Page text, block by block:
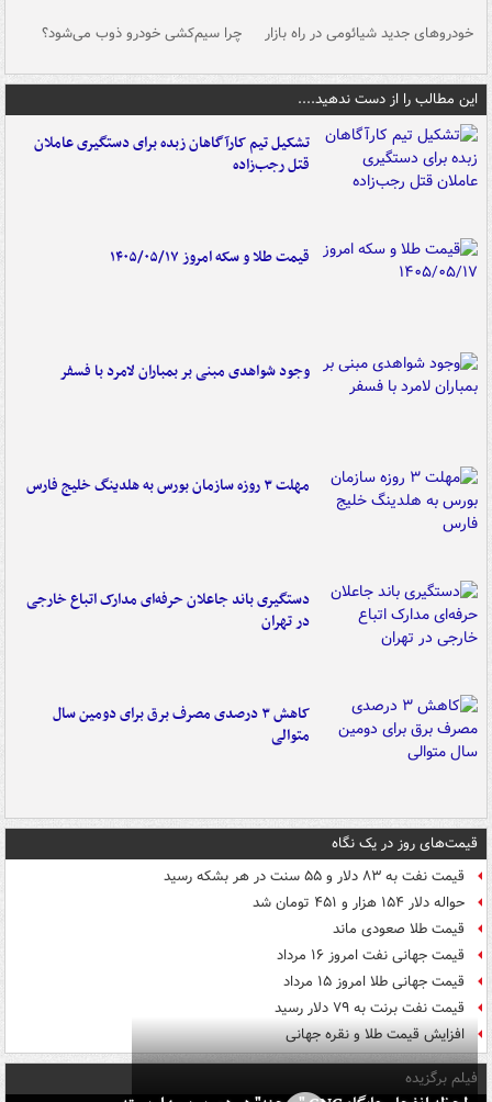
خودروهای جدید شیائومی در راه بازار چرا سیم‌کشی خودرو ذوب می‌شود؟
این مطالب را از دست ندهید....
تشکیل تیم کارآگاهان زبده برای دستگیری عاملان
قتل رجب‌زاده
قیمت طلا و سکه امروز ۱۴۰۵/۰۵/۱۷
وجود شواهدی مبنی بر بمباران لامرد با فسفر
مهلت ۳ روزه سازمان بورس به هلدینگ خلیج فارس
دستگیری باند جاعلان حرفه‌ای مدارک اتباع خارجی
در تهران
کاهش ۳ درصدی مصرف برق برای دومین سال
متوالی
قیمت‌های روز در یک نگاه
قیمت نفت به ۸۳ دلار و ۵۵ سنت در هر بشکه رسید
حواله دلار ۱۵۴ هزار و ۴۵۱ تومان شد
قیمت طلا صعودی ماند
قیمت جهانی نفت امروز ۱۶ مرداد
قیمت جهانی طلا امروز ۱۵ مرداد
قیمت نفت برنت به ۷۹ دلار رسید
افزایش قیمت طلا و نقره جهانی
فیلم برگزیده